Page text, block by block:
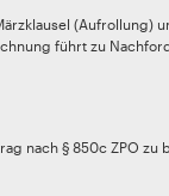
(Aufrollung)
führt zu
nach § 850c ZPO zu